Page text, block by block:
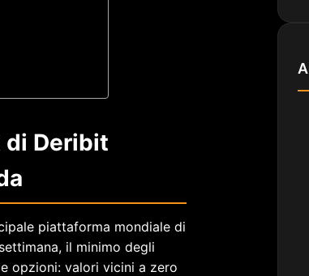
di Deribit
piattaforma mondiale di
il minimo degli
opzioni: valori vicini a zero